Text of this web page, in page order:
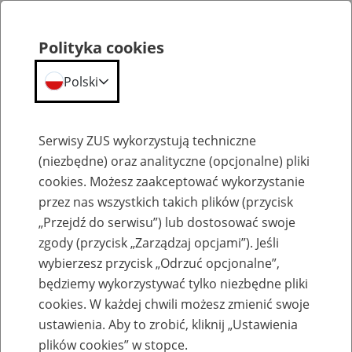
Emerytury
Baza zlikwidowanych lub
przekształconych zakładów pracy
Polityka cookies
Polski
Serwisy ZUS wykorzystują techniczne
(niezbędne) oraz analityczne (opcjonalne) pliki
cookies. Możesz zaakceptować wykorzystanie
przez nas wszystkich takich plików (przycisk
„Przejdź do serwisu”) lub dostosować swoje
zgody (przycisk „Zarządzaj opcjami”). Jeśli
wybierzesz przycisk „Odrzuć opcjonalne”,
będziemy wykorzystywać tylko niezbędne pliki
cookies. W każdej chwili możesz zmienić swoje
ustawienia. Aby to zrobić, kliknij „Ustawienia
plików cookies” w stopce.